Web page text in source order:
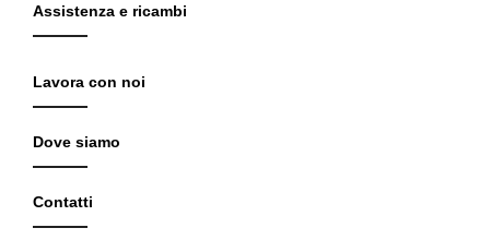
Assistenza e ricambi
Lavora con noi
Dove siamo
Contatti